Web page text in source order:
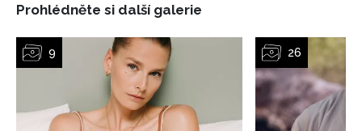
Prohlédněte si další galerie